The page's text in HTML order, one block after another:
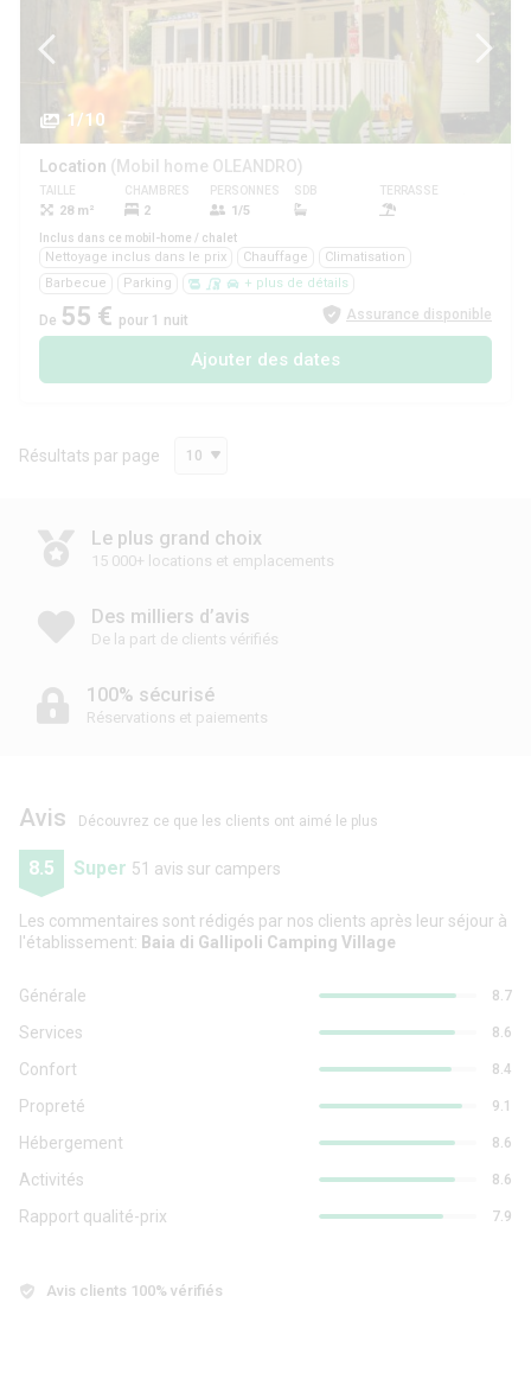
1/10
Location (Mobil home OLEANDRO)
TAILLE
28 m²
CHAMBRES
2
PERSONNES
1/5
SDB TERRASSE
Inclus dans ce mobil-home / chalet
Nettoyage inclus dans le prix Chauffage
Climatisation
Barbecue
Parking + plus de détails
De 55 € pour 1 nuit Assurance disponible
Ajouter des dates
Résultats par page 10
Le plus grand choix
15 000+ locations et emplacements
Des milliers d’avis
De la part de clients vérifiés
100% sécurisé
Réservations et paiements
Avis Découvrez ce que les clients ont aimé le plus
8.5 Super 51 avis sur campers
Les commentaires sont rédigés par nos clients après leur séjour à
l'établissement: Baia di Gallipoli Camping Village
Générale 8.7
Services 8.6
Confort 8.4
Propreté 9.1
Hébergement 8.6
Activités 8.6
Rapport qualité-prix 7.9
Avis clients 100% vérifiés